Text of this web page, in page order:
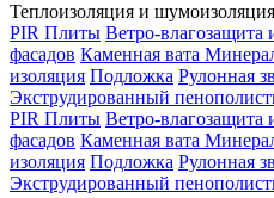
Теплоизоляция и шумоизоляция
PIR Плиты Ветро-влагозащита
фасадов Каменная вата
изоляция Подложка Рулонная
Экструдированный
PIR Плиты Ветро-влагозащита
фасадов Каменная вата
изоляция Подложка Рулонная
Экструдированный